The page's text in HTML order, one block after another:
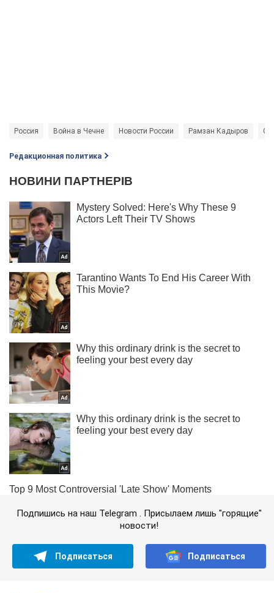
Россия Война в Чечне Новости России Рамзан Кадыров
Редакционная политика
Подпишись на наш Telegram . Присылаем лишь "горящие"
новости!
Подписаться Подписаться